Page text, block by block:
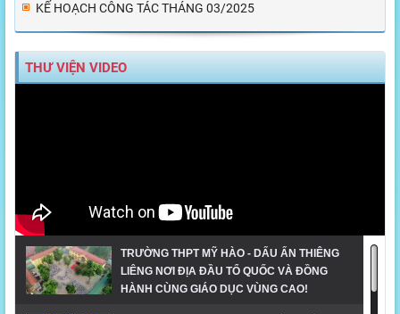
KẾ HOẠCH CÔNG TÁC THÁNG 03/2025
THƯ VIỆN VIDEO
TRƯỜNG THPT MỸ HÀO - DẤU ẤN THIÊNG
LIÊNG NƠI ĐỊA ĐẦU TỔ QUỐC VÀ ĐỒNG
HÀNH CÙNG GIÁO DỤC VÙNG CAO!